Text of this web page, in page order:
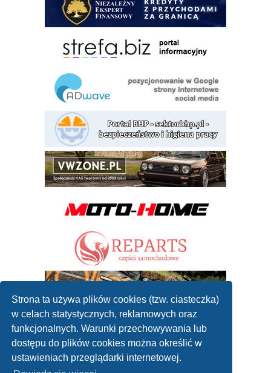
Strona ta używa plików cookies (tzw. ciasteczka)
w celach statystycznych, reklamowych oraz
funkcjonalnych. Warunki przechowywania lub
dostępu do plików cookies można określić w
ustawieniach przeglądarki internetowej.